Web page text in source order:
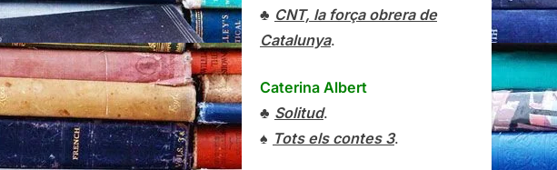
♣ CNT, la força obrera de
Catalunya.
Caterina Albert
♣ Solitud.
♠ Tots els contes 3.